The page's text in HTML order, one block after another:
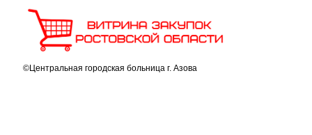
©Центральная городская больница г. Азова